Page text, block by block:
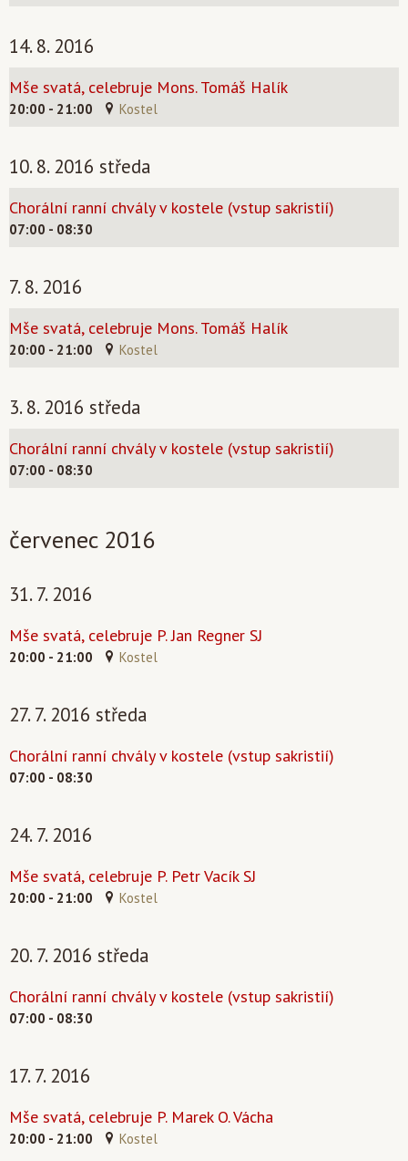
14. 8. 2016
Mše svatá, celebruje Mons. Tomáš Halík
20:00 - 21:00 Kostel
10. 8. 2016 středa
Chorální ranní chvály v kostele (vstup sakristií)
07:00 - 08:30
7. 8. 2016
Mše svatá, celebruje Mons. Tomáš Halík
20:00 - 21:00 Kostel
3. 8. 2016 středa
Chorální ranní chvály v kostele (vstup sakristií)
07:00 - 08:30
červenec 2016
31. 7. 2016
Mše svatá, celebruje P. Jan Regner SJ
20:00 - 21:00 Kostel
27. 7. 2016 středa
Chorální ranní chvály v kostele (vstup sakristií)
07:00 - 08:30
24. 7. 2016
Mše svatá, celebruje P. Petr Vacík SJ
20:00 - 21:00 Kostel
20. 7. 2016 středa
Chorální ranní chvály v kostele (vstup sakristií)
07:00 - 08:30
17. 7. 2016
Mše svatá, celebruje P. Marek O. Vácha
20:00 - 21:00 Kostel